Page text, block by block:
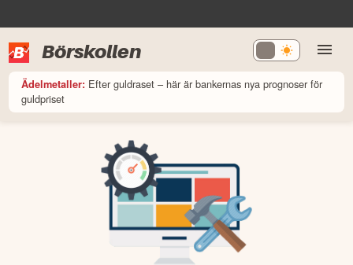
Börskollen
Ädelmetaller: Efter guldraset – här är bankernas nya prognoser för
guldpriset